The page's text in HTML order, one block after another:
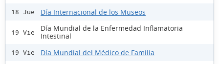
18 Jue Día Internacional de los Museos
19 Vie
Día Mundial de la Enfermedad Inflamatoria
Intestinal
19 Vie Día Mundial del Médico de Familia